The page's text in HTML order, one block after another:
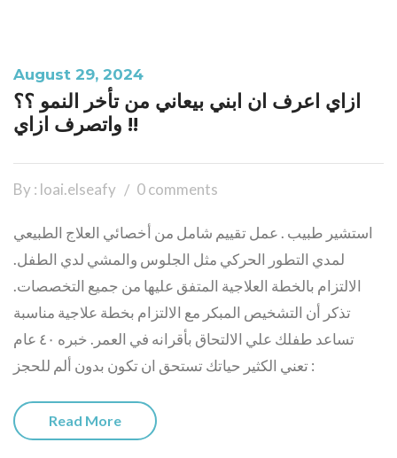
August 29, 2024
ازاي اعرف ان ابني بيعاني من تأخر النمو ؟؟
واتصرف ازاي !!
By : loai.elseafy 0 comments
استشير طبيب . عمل تقييم شامل من أخصائي العلاج الطبيعي
لمدي التطور الحركي مثل الجلوس والمشي لدي الطفل.
الالتزام بالخطة العلاجية المتفق عليها من جميع التخصصات.
تذكر أن التشخيص المبكر مع الالتزام بخطة علاجية مناسبة
تساعد طفلك علي الالتحاق بأقرانه في العمر. خبره ٤٠ عام
تعني الكثير حياتك تستحق ان تكون بدون ألم للحجز :
Read More